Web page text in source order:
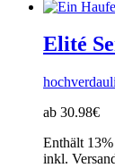
Elité
ab 30.98€
Enthält
inkl.